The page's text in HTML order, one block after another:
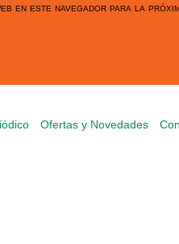
en este navegador para la
Ofertas y Novedades